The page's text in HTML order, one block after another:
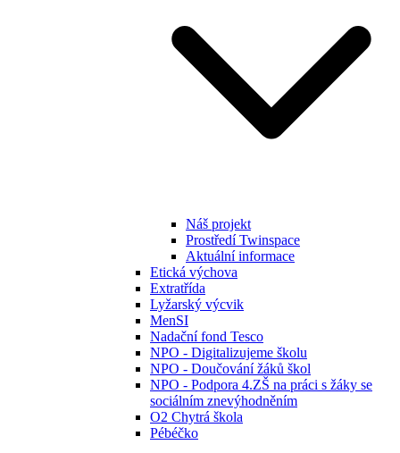
Náš projekt
Prostředí Twinspace
Aktuální informace
Etická výchova
Extratřída
Lyžarský výcvik
MenSI
Nadační fond Tesco
NPO - Digitalizujeme školu
NPO - Doučování žáků škol
NPO - Podpora 4.ZŠ na práci s žáky se
sociálním znevýhodněním
O2 Chytrá škola
Pébéčko